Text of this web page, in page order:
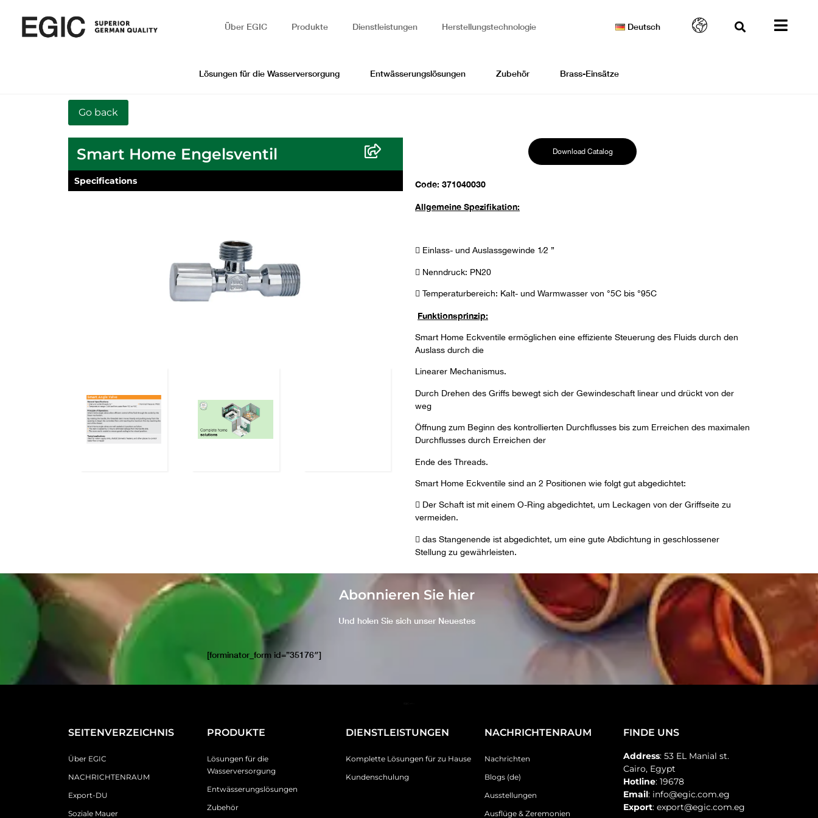
Über EGIC Produkte Dienstleistungen Herstellungstechnologie Deutsch
Lösungen für die Wasserversorgung Entwässerungslösungen Zubehör Brass-Einsätze
Smart Home Engelsventil
Specifications
Download Catalog
Code: 371040030
Allgemeine Spezifikation:
 Einlass- und Auslassgewinde 1⁄2 ”
 Nenndruck: PN20
 Temperaturbereich: Kalt- und Warmwasser von °5C bis °95C
Funktionsprinzip:
Smart Home Eckventile ermöglichen eine effiziente Steuerung des Fluids durch den
Auslass durch die
Linearer Mechanismus.
Durch Drehen des Griffs bewegt sich der Gewindeschaft linear und drückt von der
weg
Öffnung zum Beginn des kontrollierten Durchflusses bis zum Erreichen des maximalen
Durchflusses durch Erreichen der
Ende des Threads.
Smart Home Eckventile sind an 2 Positionen wie folgt gut abgedichtet:
 Der Schaft ist mit einem O-Ring abgedichtet, um Leckagen von der Griffseite zu
vermeiden.
 das Stangenende ist abgedichtet, um eine gute Abdichtung in geschlossener
Stellung zu gewährleisten.
Abonnieren Sie hier
Und holen Sie sich unser Neuestes
[forminator_form id=”35176″]
SEITENVERZEICHNIS
Über EGIC
NACHRICHTENRAUM
Export-DU
Soziale Mauer
PRODUKTE
Lösungen für die
Wasserversorgung
Entwässerungslösungen
Zubehör
DIENSTLEISTUNGEN
Komplette Lösungen für zu Hause
Kundenschulung
NACHRICHTENRAUM
Nachrichten
Blogs (de)
Ausstellungen
Ausflüge & Zeremonien
FINDE UNS
Address: 53 EL Manial st.
Cairo, Egypt
Hotline: 19678
Email: info@egic.com.eg
Export: export@egic.com.eg